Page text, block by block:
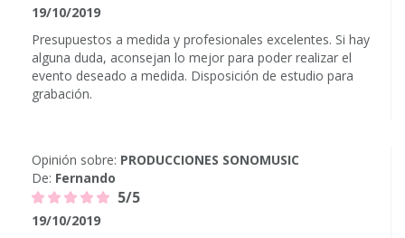
19/10/2019
Presupuestos a medida y profesionales excelentes. Si hay
alguna duda, aconsejan lo mejor para poder realizar el
evento deseado a medida. Disposición de estudio para
grabación.
Opinión sobre: PRODUCCIONES SONOMUSIC
De: Fernando
5/5
19/10/2019